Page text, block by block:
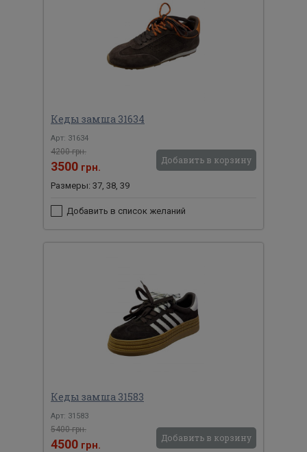
Кеды замша 31634
Арт: 31634
4200 грн.
3500 грн.
Добавить в корзину
Размеры: 37, 38, 39
Добавить в список желаний
Кеды замша 31583
Арт: 31583
5400 грн.
4500 грн.
Добавить в корзину